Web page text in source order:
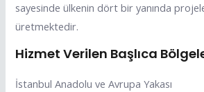
sayesinde ülkenin dört bir yanında
üretmektedir.
Hizmet Verilen Başlıca
İstanbul Anadolu ve Avrupa Yakası